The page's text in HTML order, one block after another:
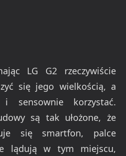
LG G2 rzeczywiście
się jego wielkością, a
i sensownie korzystać.
są tak ułożone, że
się smartfon, palce
lądują w tym miejscu,